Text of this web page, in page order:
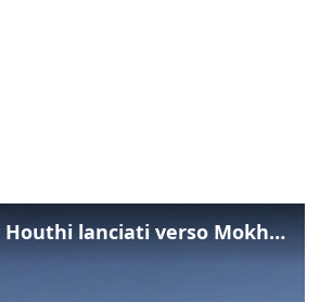
Missili e droni Houthi lanciati verso Mokha nello Yemen